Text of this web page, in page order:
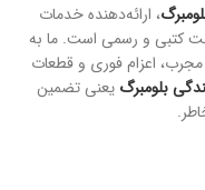
، ارائه‌دهنده خدمات
کتبی و رسمی است. ما به
مجرب، اعزام فوری و قطعات
بلومبرگ یعنی تضمین